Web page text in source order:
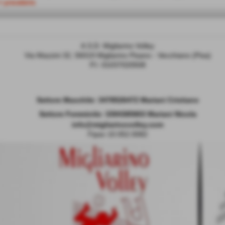
<< precedente
A.S.D. Migliarino Volley
Via Mazzini 32, 56019 Migliarino Pisano - Vecchiano (Pisa)
Settore Maschile:
3478526472 Mariani Cristiano
Settore Femminile: 3394385803 Mariani Nicola
info@migliarinovolley.com
Fipav 10.052.0082